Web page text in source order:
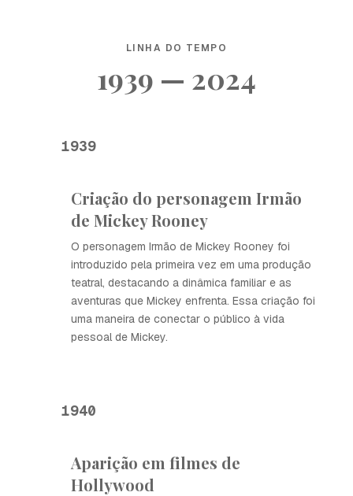
LINHA DO TEMPO
1939 — 2024
1939
Criação do personagem Irmão
de Mickey Rooney
O personagem Irmão de Mickey Rooney foi
introduzido pela primeira vez em uma produção
teatral, destacando a dinâmica familiar e as
aventuras que Mickey enfrenta. Essa criação foi
uma maneira de conectar o público à vida
pessoal de Mickey.
1940
Aparição em filmes de
Hollywood